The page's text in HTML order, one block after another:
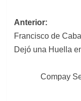
de
entradas
Anterior:
Francisco de
Dejó una Huella
Compay